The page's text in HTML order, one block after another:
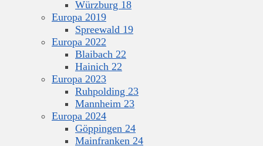
Würzburg 18
Europa 2019
Spreewald 19
Europa 2022
Blaibach 22
Hainich 22
Europa 2023
Ruhpolding 23
Mannheim 23
Europa 2024
Göppingen 24
Mainfranken 24